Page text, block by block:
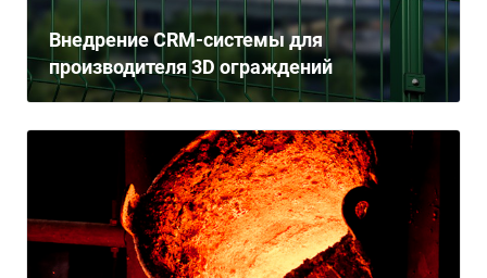
Внедрение CRM-системы для
производителя 3D ограждений